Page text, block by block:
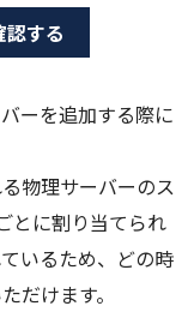
する
ーを追加する際に
物理サーバーのス
とに割り当てられ
いるため、どの時
だけます。